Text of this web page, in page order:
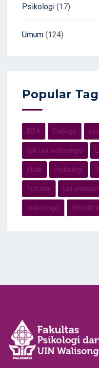
Psikologi (17)
Umum (124)
Popular
BBA College
fpk uin walisongo
pbak Psikologi
Tutorial uin
walisongo